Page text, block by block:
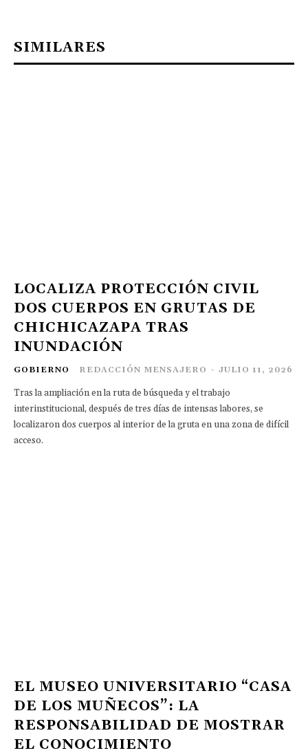
SIMILARES
LOCALIZA PROTECCIÓN CIVIL
DOS CUERPOS EN GRUTAS DE
CHICHICAZAPA TRAS
INUNDACIÓN
GOBIERNO REDACCIÓN MENSAJERO - JULIO 11, 2026
Tras la ampliación en la ruta de búsqueda y el trabajo
interinstitucional, después de tres días de intensas labores, se
localizaron dos cuerpos al interior de la gruta en una zona de difícil
acceso.
EL MUSEO UNIVERSITARIO “CASA
DE LOS MUÑECOS”: LA
RESPONSABILIDAD DE MOSTRAR
EL CONOCIMIENTO